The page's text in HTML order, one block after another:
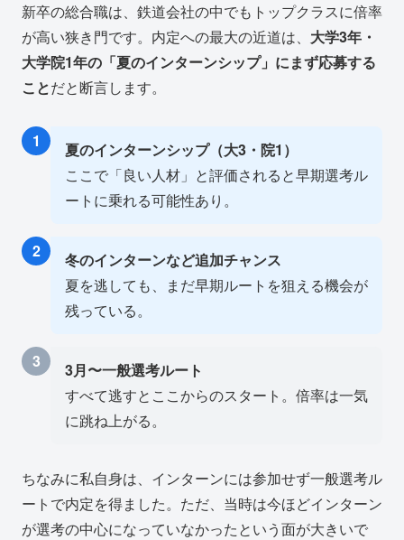
新卒の総合職は、鉄道会社の中でもトップクラスに倍率
が高い狭き門です。内定への最大の近道は、 大学3年・
大学院1年の「夏のインターンシップ」にまず応募する
ことだと断言します。
1
夏のインターンシップ（大3・院1）
ここで「良い人材」と評価されると早期選考ル
ートに乗れる可能性あり。
2
冬のインターンなど追加チャンス
夏を逃しても、まだ早期ルートを狙える機会が
残っている。
3
3月〜一般選考ルート
すべて逃すとここからのスタート。倍率は一気
に跳ね上がる。
ちなみに私自身は、インターンには参加せず一般選考ル
ートで内定を得ました。ただ、当時は今ほどインターン
が選考の中心になっていなかったという面が大きいで